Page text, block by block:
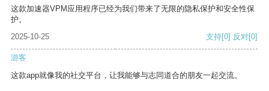
这款加速器VPM应用程序已经为我们带来了无限的隐私保护和安全性保
护。
2025-10-25
支持[0] 反对[0]
游客
这款app就像我的社交平台，让我能够与志同道合的朋友一起交流。